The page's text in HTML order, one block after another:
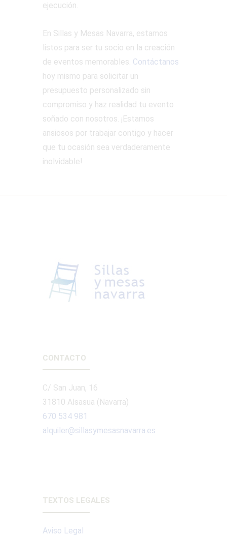
ejecución.
En Sillas y Mesas Navarra, estamos
listos para ser tu socio en la creación
de eventos memorables. Contáctanos
hoy mismo para solicitar un
presupuesto personalizado sin
compromiso y haz realidad tu evento
soñado con nosotros. ¡Estamos
ansiosos por trabajar contigo y hacer
que tu ocasión sea verdaderamente
inolvidable!
CONTACTO
C/ San Juan, 16
31810 Alsasua (Navarra)
670 534 981
alquiler@sillasymesasnavarra.es
TEXTOS LEGALES
Aviso Legal